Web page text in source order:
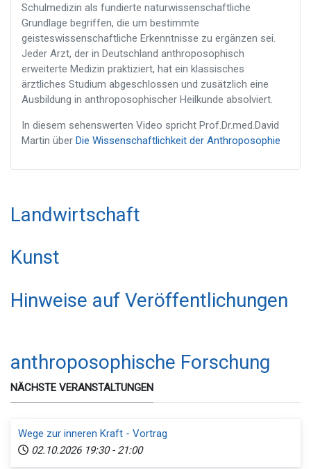
Schulmedizin als fundierte naturwissenschaftliche
Grundlage begriffen, die um bestimmte
geisteswissenschaftliche Erkenntnisse zu ergänzen sei.
Jeder Arzt, der in Deutschland anthroposophisch
erweiterte Medizin praktiziert, hat ein klassisches
ärztliches Studium abgeschlossen und zusätzlich eine
Ausbildung in anthroposophischer Heilkunde absolviert.
In diesem sehenswerten Video spricht Prof.Dr.med.David
Martin über Die Wissenschaftlichkeit der Anthroposophie
Landwirtschaft
Kunst
Hinweise auf Veröffentlichungen
anthroposophische Forschung
NÄCHSTE VERANSTALTUNGEN
Wege zur inneren Kraft - Vortrag
02.10.2026 19:30 - 21:00